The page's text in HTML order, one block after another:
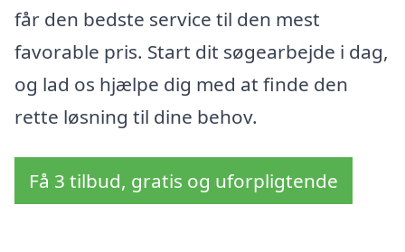
får den bedste service til den mest
favorable pris. Start dit søgearbejde i dag,
og lad os hjælpe dig med at finde den
rette løsning til dine behov.
Få 3 tilbud, gratis og uforpligtende